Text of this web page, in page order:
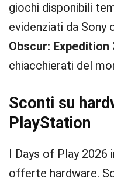
giochi disponibili
evidenziati da Sony
Obscur: Expedition
chiacchierati del
Sconti su
PlayStation
I Days of Play 2026
offerte hardware.